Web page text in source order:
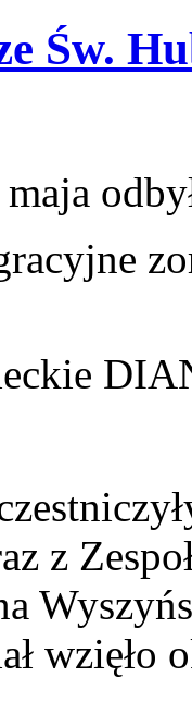
Św.
z
wzięło